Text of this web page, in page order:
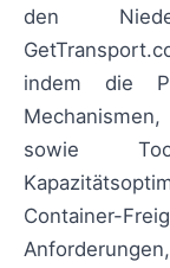
den
indem die
sowie
Container-